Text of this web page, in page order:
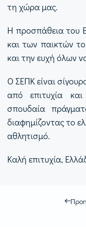
τη χώρα μας.
Η προσπάθεια του
και των παικτών
και την ευχή όλων
Ο ΣΕΠΚ είναι
από επιτυχία
σπουδαία
διαφημίζοντας το
αθλητισμό.
Καλή επιτυχία,